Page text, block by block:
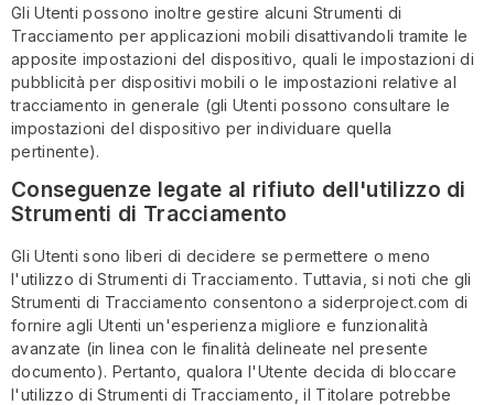
Gli Utenti possono inoltre gestire alcuni Strumenti di
Tracciamento per applicazioni mobili disattivandoli tramite le
apposite impostazioni del dispositivo, quali le impostazioni di
pubblicità per dispositivi mobili o le impostazioni relative al
tracciamento in generale (gli Utenti possono consultare le
impostazioni del dispositivo per individuare quella
pertinente).
Conseguenze legate al rifiuto dell'utilizzo di
Strumenti di Tracciamento
Gli Utenti sono liberi di decidere se permettere o meno
l'utilizzo di Strumenti di Tracciamento. Tuttavia, si noti che gli
Strumenti di Tracciamento consentono a siderproject.com di
fornire agli Utenti un'esperienza migliore e funzionalità
avanzate (in linea con le finalità delineate nel presente
documento). Pertanto, qualora l'Utente decida di bloccare
l'utilizzo di Strumenti di Tracciamento, il Titolare potrebbe